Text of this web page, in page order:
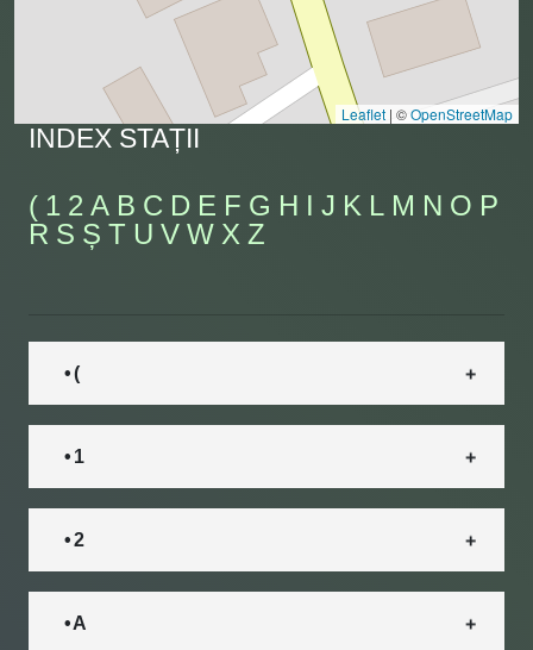
Leaflet | ©OpenStreetMap
INDEX STAȚII
( 1 2 A B C D E F G H I J K L M N O P
R S Ș T U V W X Z
• (
• 1
• 2
• A